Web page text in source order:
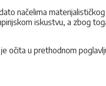
načelima
iskustvu, a zbog
očita u prethodnom